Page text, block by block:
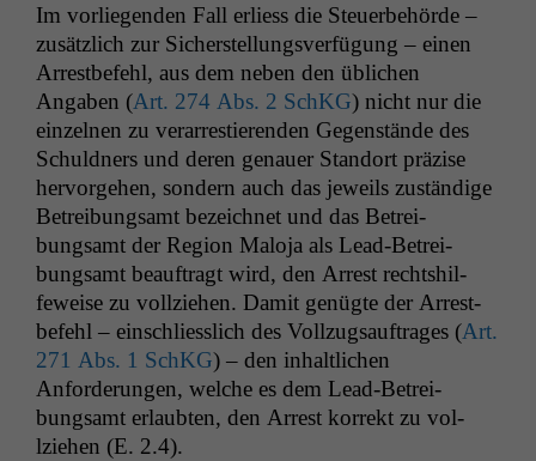
Im vor­liegen­den Fall erliess die Steuer­be­hörde –
zusät­zlich zur Sich­er­stel­lungsver­fü­gung – einen
Arrest­be­fehl, aus dem neben den üblichen
Angaben (Art. 274 Abs. 2 SchKG) nicht nur die
einzel­nen zu ver­ar­restieren­den Gegen­stände des
Schuld­ners und deren genauer Stan­dort präzise
her­vorge­hen, son­dern auch das jew­eils zuständi­ge
Betrei­bungsamt beze­ich­net und das Betrei­
bungsamt der Region Mal­o­ja als Lead-Betrei­
bungsamt beauf­tragt wird, den Arrest recht­shil­
feweise zu vol­lziehen. Damit genügte der Arrest­
be­fehl – ein­schliesslich des Vol­lzugsauf­trages (Art.
271 Abs. 1 SchKG) – den inhaltlichen
Anforderun­gen, welche es dem Lead-Betrei­
bungsamt erlaubten, den Arrest kor­rekt zu vol­
lziehen (E. 2.4).